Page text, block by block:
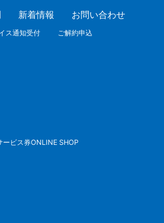
新着情報 お問い合わせ
ス通知受付
ご解約申込
ービス券ONLINE SHOP